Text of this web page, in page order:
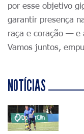
por esse objetivo
garantir presença
raça e coração — e
Vamos juntos,
NOTÍCIAS